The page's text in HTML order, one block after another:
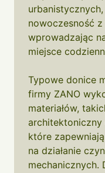
urbanistycznych,
nowoczesność
wprowadzając
miejsce
Typowe donice
firmy ZANO
materiałów,
które
na działanie
mechanicznych.